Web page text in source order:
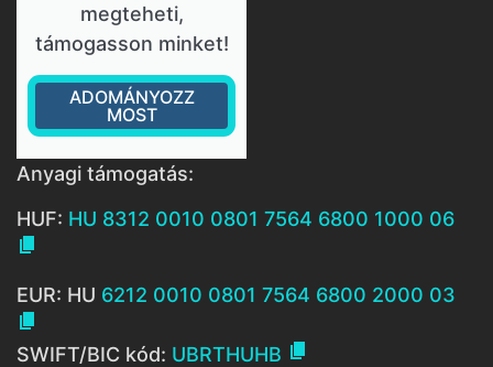
megteheti,
támogasson minket!
ADOMÁNYOZZ
MOST
Anyagi támogatás:
HUF: HU 8312 0010 0801 7564 6800 1000 06

EUR: HU 6212 0010 0801 7564 6800 2000 03

SWIFT/BIC kód: UBRTHUHB 